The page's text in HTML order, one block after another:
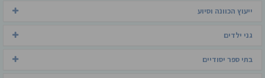
ייעוץ הכוונה וסיוע
גני ילדים
בתי ספר יסודיים